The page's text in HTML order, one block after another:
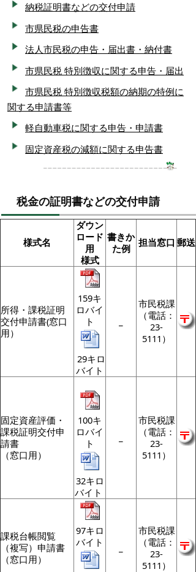
納税証明書などの交付申請
市県民税の申告書
法人市民税の申告・届出書・納付書
市県民税 特別徴収に関する申告・届出
市県民税 特別徴収税額の納期の特例に
関する申請書等
軽自動車税に関する申告・申請書
固定資産税の減額に関する申告書
税金の証明書などの交付申請
様式名
ダウン
ロード
用
様式
書きか
た例
担当窓口 郵送
所得・課税証明
交付申請書(窓口
用）
159キ
ロバイ
ト
29キロ
バイト
市民税課
（電話：
23-
5111）
固定資産評価・
課税証明交付申
請書
（窓口用）
100キ
ロバイ
ト
32キロ
バイト
市民税課
（電話：
23-
5111）
課税台帳閲覧
（複写）申請書
（窓口用）
97キロ
バイト
市民税課
（電話：
23-
5111）